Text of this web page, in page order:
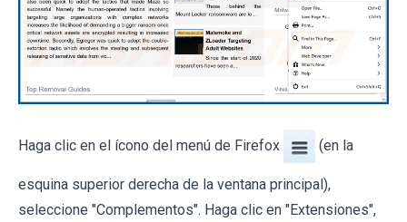
Haga clic en el ícono del menú de Firefox (en la
esquina superior derecha de la ventana principal),
seleccione "Complementos". Haga clic en "Extensiones",